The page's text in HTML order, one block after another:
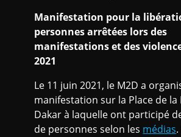
Manifestation pour la
personnes arrêtées lors des
manifestations et des
2021
Le 11 juin 2021, le M2D a
manifestation sur la Place de la
Dakar à laquelle ont participé
de personnes selon les médias